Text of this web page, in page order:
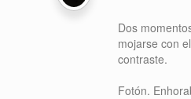
Dos
mojarse con
contraste.
Fotón.